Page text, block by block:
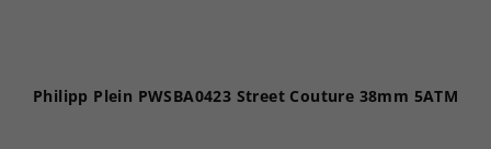
Philipp Plein PWSBA0423 Street Couture 38mm 5ATM